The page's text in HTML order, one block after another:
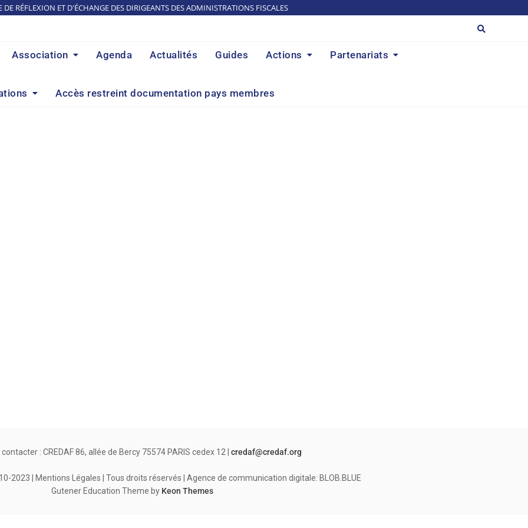
DE RÉFLEXION ET D'ÉCHANGE DES DIRIGEANTS DES ADMINISTRATIONS FISCALES
Association Agenda Actualités Guides Actions Partenariats
Accès restreint documentation pays membres
: CREDAF 86, allée de Bercy 75574 PARIS cedex 12 | credaf@credaf.org
2023 | Mentions Légales | Tous droits réservés | Agence de communication digitale: BLOB.BLUE
Gutener Education Theme by Keon Themes